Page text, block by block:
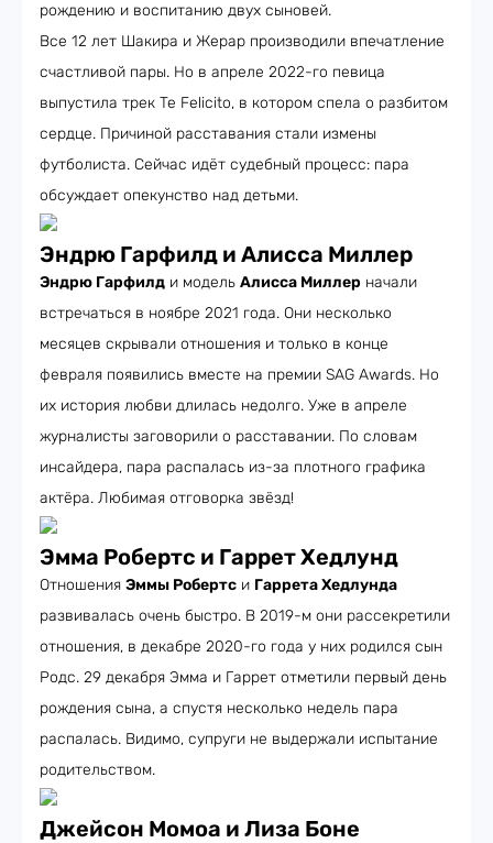
рождению и воспитанию двух сыновей.
Все 12 лет Шакира и Жерар производили впечатление
счастливой пары. Но в апреле 2022-го певица
выпустила трек Te Felicito, в котором спела о разбитом
сердце. Причиной расставания стали измены
футболиста. Сейчас идёт судебный процесс: пара
обсуждает опекунство над детьми.
Эндрю Гарфилд и Алисса Миллер
Эндрю Гарфилд и модель Алисса Миллер начали
встречаться в ноябре 2021 года. Они несколько
месяцев скрывали отношения и только в конце
февраля появились вместе на премии SAG Awards. Но
их история любви длилась недолго. Уже в апреле
журналисты заговорили о расставании. По словам
инсайдера, пара распалась из-за плотного графика
актёра. Любимая отговорка звёзд!
Эмма Робертс и Гаррет Хедлунд
Отношения Эммы Робертс и Гаррета Хедлунда
развивалась очень быстро. В 2019-м они рассекретили
отношения, в декабре 2020-го года у них родился сын
Родс. 29 декабря Эмма и Гаррет отметили первый день
рождения сына, а спустя несколько недель пара
распалась. Видимо, супруги не выдержали испытание
родительством.
Джейсон Момоа и Лиза Боне